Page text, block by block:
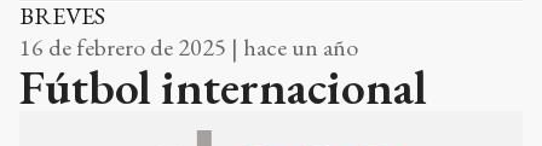
BREVES
16 de febrero de 2025 | hace un año
Fútbol internacional